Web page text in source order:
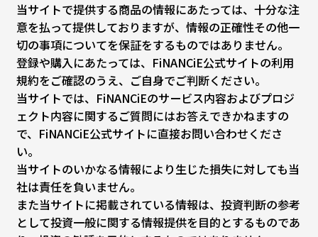
当サイトで提供する商品の情報にあたっては、十分な注
意を払って提供しておりますが、情報の正確性その他一
切の事項についてを保証をするものではありません。
登録や購入にあたっては、FiNANCiE公式サイトの利用
規約をご確認のうえ、ご自身でご判断ください。
当サイトでは、FiNANCiEのサービス内容およびプロジ
ェクト内容に関するご質問にはお答えできかねますの
で、FiNANCiE公式サイトに直接お問い合わせくださ
い。
当サイトのいかなる情報により生じた損失に対しても当
社は責任を負いません。
また当サイトに掲載されている情報は、投資判断の参考
として投資一般に関する情報提供を目的とするものであ